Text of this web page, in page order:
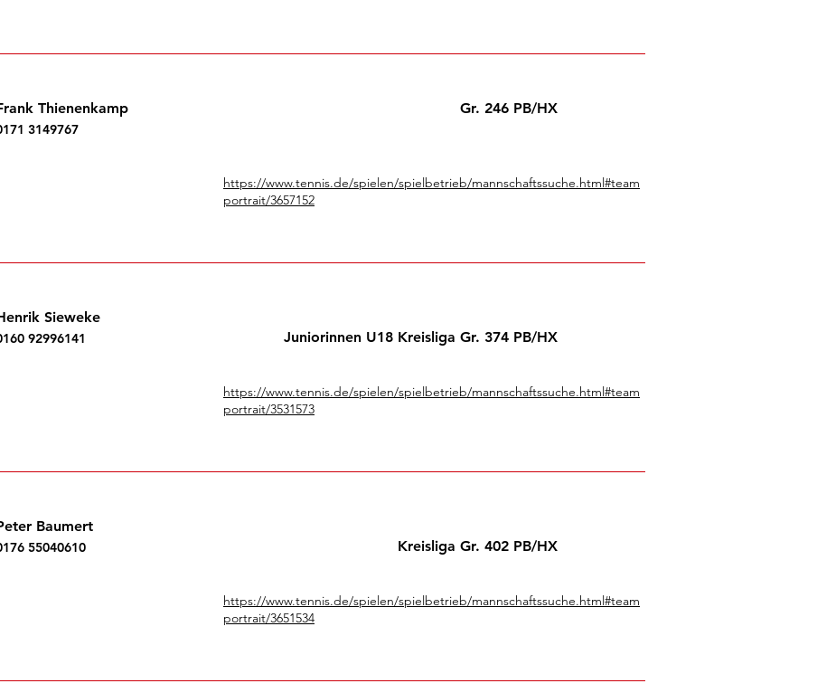
Thienenkamp Gr. 246 PB/HX
3149767
https://www.tennis.de/spielen/spielbetrieb/mannschaftssuche.html#team
portrait/3657152
Sieweke
Juniorinnen U18 Kreisliga Gr. 374 PB/HX
92996141
https://www.tennis.de/spielen/spielbetrieb/mannschaftssuche.html#team
portrait/3531573
Baumert
Kreisliga Gr. 402 PB/HX
55040610
https://www.tennis.de/spielen/spielbetrieb/mannschaftssuche.html#team
portrait/3651534